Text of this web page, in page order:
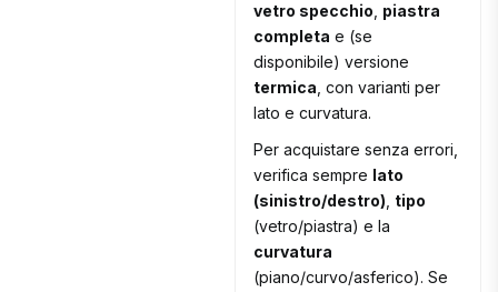
vetro specchio piastra
completa e (se
disponibile) versione
termica , con varianti per
lato e curvatura.
Per acquistare senza errori,
verifica sempre lato
(sinistro/destro) tipo
(vetro/piastra) e la
curvatura
(piano/curvo/asferico). Se